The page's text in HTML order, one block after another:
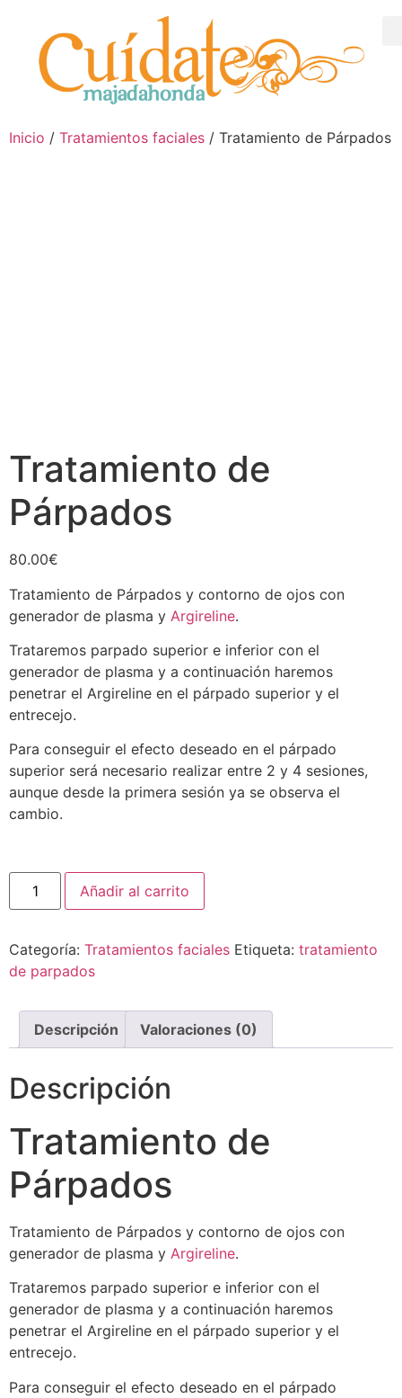
Inicio / Tratamientos faciales / Tratamiento de Párpados
Tratamiento de
Párpados
80.00€
Tratamiento de Párpados y contorno de ojos con
generador de plasma y Argireline.
Trataremos parpado superior e inferior con el
generador de plasma y a continuación haremos
penetrar el Argireline en el párpado superior y el
entrecejo.
Para conseguir el efecto deseado en el párpado
superior será necesario realizar entre 2 y 4 sesiones,
aunque desde la primera sesión ya se observa el
cambio.
Añadir al carrito
Categoría: Tratamientos faciales Etiqueta: tratamiento
de parpados
Descripción Valoraciones (0)
Descripción
Tratamiento de
Párpados
Tratamiento de Párpados y contorno de ojos con
generador de plasma y Argireline.
Trataremos parpado superior e inferior con el
generador de plasma y a continuación haremos
penetrar el Argireline en el párpado superior y el
entrecejo.
Para conseguir el efecto deseado en el párpado